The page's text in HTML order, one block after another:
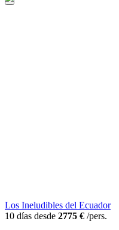
Los Ineludibles del Ecuador
10 días desde 2775 € /pers.